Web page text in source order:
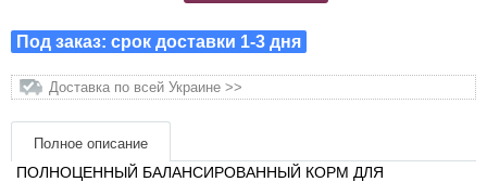
Под заказ: срок доставки 1-3 дня
Доставка по всей Украине >>
Полное описание
ПОЛНОЦЕННЫЙ БАЛАНСИРОВАННЫЙ КОРМ ДЛЯ
Товари для голубів
Товари для гризунів
Товары для лошадей